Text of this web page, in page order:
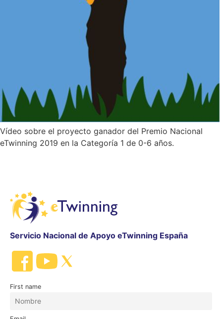
Vídeo sobre el proyecto ganador del Premio Nacional
eTwinning 2019 en la Categoría 1 de 0-6 años.
Servicio Nacional de Apoyo eTwinning España
First name